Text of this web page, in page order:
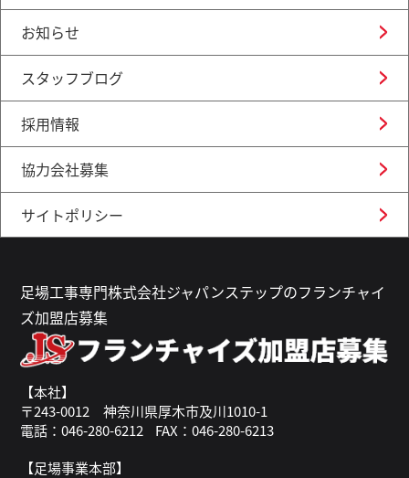
お知らせ
スタッフブログ
採用情報
協力会社募集
サイトポリシー
足場工事専門株式会社ジャパンステップのフランチャイ
ズ加盟店募集
【本社】
〒243-0012 神奈川県厚木市及川1010-1
電話：046-280-6212
FAX：046-280-6213
【足場事業本部】